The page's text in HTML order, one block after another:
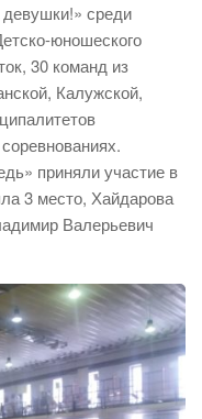
среди
юношеского
30 команд из
Калужской,
приняли участие в
3 место, Хайдарова
Валерьевич